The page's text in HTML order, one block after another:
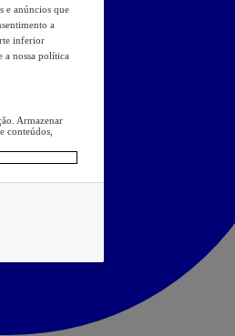
e anúncios que
a
inferior
a nossa política
Armazenar
conteúdos,